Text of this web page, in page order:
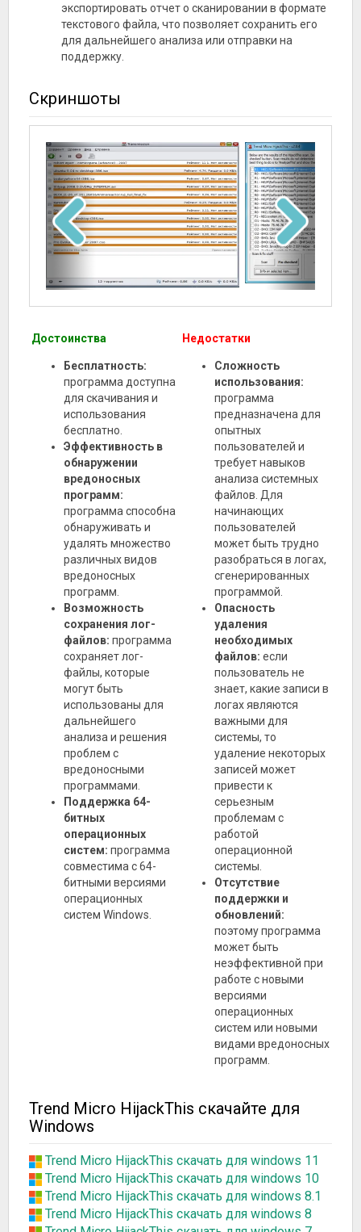
экспортировать отчет о сканировании в формате
текстового файла, что позволяет сохранить его
для дальнейшего анализа или отправки на
поддержку.
Скриншоты
Достоинства
Бесплатность:
программа доступна
для скачивания и
использования
бесплатно.
Эффективность в
обнаружении
вредоносных
программ:
программа способна
обнаруживать и
удалять множество
различных видов
вредоносных
программ.
Возможность
сохранения лог-
файлов: программа
сохраняет лог-
файлы, которые
могут быть
использованы для
дальнейшего
анализа и решения
проблем с
вредоносными
программами.
Поддержка 64-
битных
операционных
систем: программа
совместима с 64-
битными версиями
операционных
систем Windows.
Недостатки
Сложность
использования:
программа
предназначена для
опытных
пользователей и
требует навыков
анализа системных
файлов. Для
начинающих
пользователей
может быть трудно
разобраться в логах,
сгенерированных
программой.
Опасность
удаления
необходимых
файлов: если
пользователь не
знает, какие записи в
логах являются
важными для
системы, то
удаление некоторых
записей может
привести к
серьезным
проблемам с
работой
операционной
системы.
Отсутствие
поддержки и
обновлений:
поэтому программа
может быть
неэффективной при
работе с новыми
версиями
операционных
систем или новыми
видами вредоносных
программ.
Trend Micro HijackThis скачайте для
Windows
Trend Micro HijackThis скачать для windows 11
Trend Micro HijackThis скачать для windows 10
Trend Micro HijackThis скачать для windows 8.1
Trend Micro HijackThis скачать для windows 8